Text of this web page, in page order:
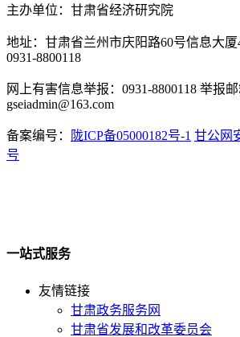
主办单位：甘肃省经济研究院
地址：甘肃省兰州市庆阳路60号信息大厦
0931-8800118
网上有害信息举报：0931-8800118 举报邮
gseiadmin@163.com
备案编号： 陇ICP备05000182号-1 甘公网
号
一站式服务
友情链接
甘肃政务服务网
甘肃省发展和改革委员会